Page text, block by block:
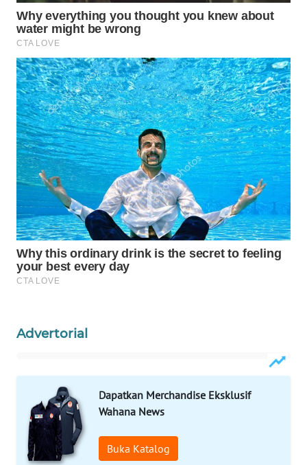
Advertorial
Dapatkan Merchandise Eksklusif
Wahana News
Buka Katalog
Media
Group
NEWS
WAHANA
TANI
WAHANA
ADVOKAT
WAHANA
INFRASTRUKTUR
WAHANA
KONSUMEN
WAHANA
TV
WAHANANEWS